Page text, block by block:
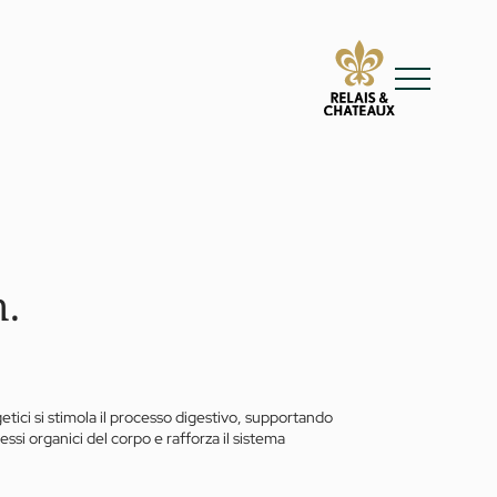
si stimola il processo digestivo, supportando
organici del corpo e rafforza il sistema